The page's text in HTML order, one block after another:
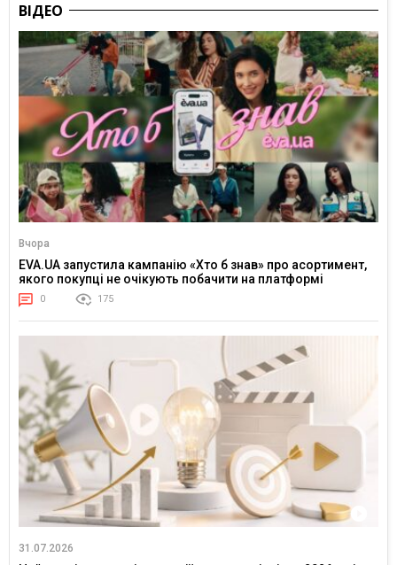
ВІДЕО
Вчора
EVA.UA запустила кампанію «Хто б знав» про асортимент,
якого покупці не очікують побачити на платформі
0 175
31.07.2026